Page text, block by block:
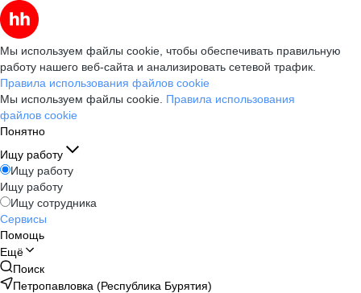
Мы используем файлы cookie, чтобы обеспечивать правильную
работу нашего веб-сайта и анализировать сетевой трафик.
Правила использования файлов cookie
Мы используем файлы cookie. Правила использования
файлов cookie
Понятно
Ищу работу
Ищу работу
Ищу работу
Ищу сотрудника
Сервисы
Помощь
Ещё
Поиск
Петропавловка (Республика Бурятия)